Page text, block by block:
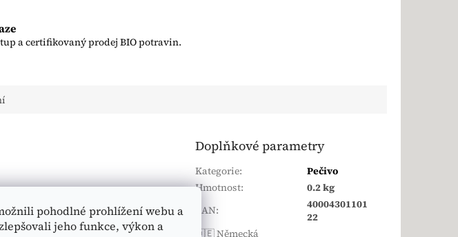
pohodlné prohlížení webu a
jeho funkce, výkon a
a certifikovaný prodej BIO potravin.
voda, kváskové kultury), celozrnná
olej*, mořská sůl, bramborové
Doplňkové parametry
Kategorie:
Pečivo
Hmotnost:
0.2 kg
EAN:
40004301101
22
🇩🇪 Německá